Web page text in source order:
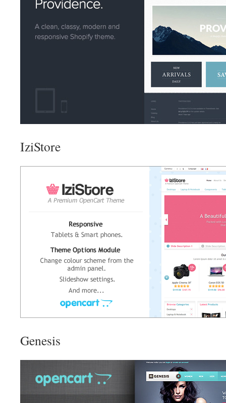
IziStore
Genesis